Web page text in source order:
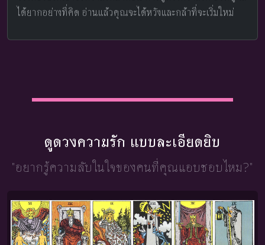
ได้ยากอย่างที่คิด อ่านแล้วคุณจะได้หวังและกล้าที่จะเริ่มใหม่
ดูดวงความรัก แบบละเอียดยิบ
"อยากรู้ความลับในใจของคนที่คุณแอบชอบไหม?"